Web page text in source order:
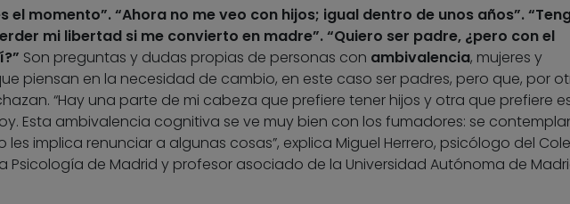
el momento”. “Ahora no me veo con hijos; igual dentro de unos años”.
mi libertad si me convierto en madre”. “Quiero ser padre, ¿pero con el
Son preguntas y dudas propias de personas con ambivalencia, mujeres y
piensan en la necesidad de cambio, en este caso ser padres, pero que, por
“Hay una parte de mi cabeza que prefiere tener hijos y otra que prefiere
Esta ambivalencia cognitiva se ve muy bien con los fumadores: se
les implica renunciar a algunas cosas”, explica Miguel Herrero, psicólogo del
Psicología de Madrid y profesor asociado de la Universidad Autónoma de